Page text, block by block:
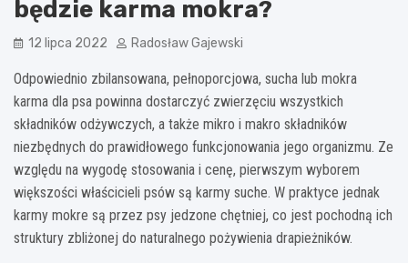
będzie karma mokra?
12 lipca 2022 Radosław Gajewski
Odpowiednio zbilansowana, pełnoporcjowa, sucha lub mokra
karma dla psa powinna dostarczyć zwierzęciu wszystkich
składników odżywczych, a także mikro i makro składników
niezbędnych do prawidłowego funkcjonowania jego organizmu. Ze
względu na wygodę stosowania i cenę, pierwszym wyborem
większości właścicieli psów są karmy suche. W praktyce jednak
karmy mokre są przez psy jedzone chętniej, co jest pochodną ich
struktury zbliżonej do naturalnego pożywienia drapieżników.